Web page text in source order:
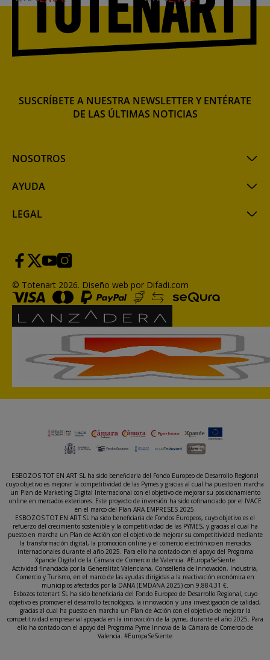
NOSOTROS
AYUDA
LEGAL
SUSCRÍBETE A NUESTRA NEWSLETTER Y ENTÉRATE
DE LAS ÚLTIMAS NOTICIAS
© Totenart 2026. Diseño web por Difadi.com
ESBOZOS TOT EN ART SL ha sido beneficiaria del Fondo Europeo de Desarrollo Regional
cuyo objetivo es mejorar la competitividad de las Pymes y gracias al cual ha puesto en marcha
un Plan de Marketing Digital Internacional con el objetivo de mejorar su posicionamiento
online en mercados exteriores. Este proyecto de inversión ha sido cofinanciado por el IVACE
en el marco del Plan ARA EMPRESES 2025.
ESBOZOS TOT EN ART SL ha sido beneficiaria de Fondos Europeos, cuyo objetivo es el
refuerzo del crecimiento sostenible y la competitividad de las PYMES, y gracias al cual ha
puesto en marcha un Plan de Acción con el objetivo de mejorar su competitividad mediante
la transformación digital, la promoción online y el comercio electrónico en mercados
internacionales durante el año 2025. Para ello ha contado con el apoyo del Programa
Xpande Digital de la Cámara de Comercio de Valencia. #EuropaSeSiente
Actividad financiada por la Generalitat Valenciana, Conselleria de Innovación, Industria,
Comercio y Turismo, en el marco de las ayudas dirigidas a la reactivación económica en
municipios afectados por la DANA (EMDANA 2025) con 9.884,31 €.
Esbozos totenart SL ha sido beneficiaria del Fondo Europeo de Desarrollo Regional, cuyo
objetivo es promover el desarrollo tecnológico, la innovación y una investigación de calidad,
gracias al cual ha puesto en marcha un Plan de Acción con el objetivo de mejorar la
competitividad empresarial apoyada en la innovación de la pyme, durante el año 2025. Para
ello ha contado con el apoyo del Programa Pyme Innova de la Cámara de Comercio de
Valencia. #EuropaSeSiente